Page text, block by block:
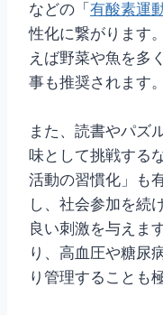
などの「有酸素運
性化に繋がります
えば野菜や魚を多
事も推奨されます。
また、読書やパズル
味として挑戦する
活動の習慣化」も
し、社会参加を続
良い刺激を与えま
り、高血圧や糖尿
り管理することも